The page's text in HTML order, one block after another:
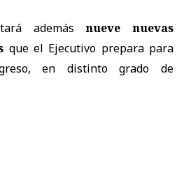
ademásnueve nuevas
que el Ejecutivo prepara para
en distinto grado de